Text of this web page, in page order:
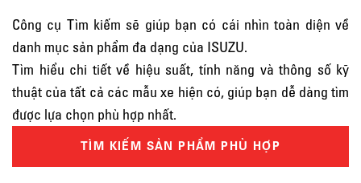
Công cụ Tìm kiếm sẽ giúp bạn có cái nhìn toàn diện về
danh mục sản phẩm đa dạng của ISUZU.
Tìm hiểu chi tiết về hiệu suất, tính năng và thông số kỹ
thuật của tất cả các mẫu xe hiện có, giúp bạn dễ dàng tìm
được lựa chọn phù hợp nhất.
TÌM KIẾM SẢN PHẨM PHÙ HỢP